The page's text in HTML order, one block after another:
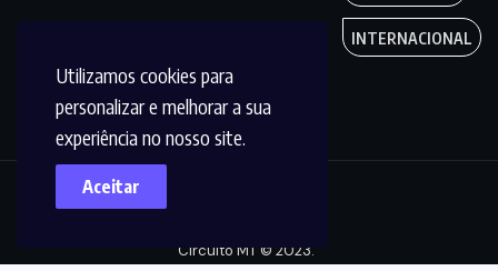
Utilizamos cookies para
personalizar e melhorar a sua
experiência no nosso site.
Aceitar
INTERNACIONAL
Circuito MT © 2023.